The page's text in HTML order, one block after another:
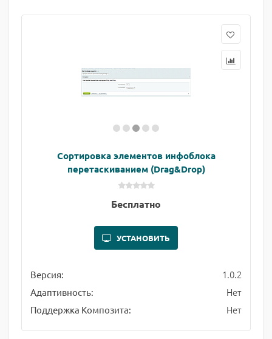
Сортировка элементов инфоблока
перетаскиванием (Drag&Drop)
Бесплатно
УСТАНОВИТЬ
Версия: 1.0.2
Адаптивность: Нет
Поддержка Композита: Нет